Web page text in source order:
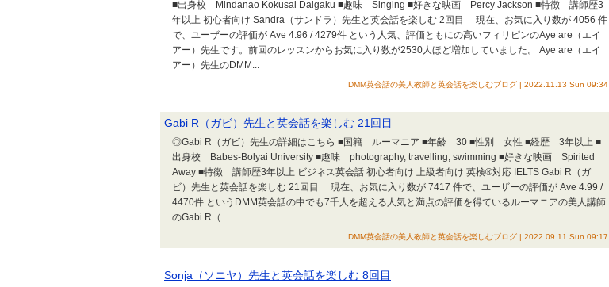
■出身校 Mindanao Kokusai Daigaku ■趣味 Singing ■好きな映画 Percy Jackson ■特徴 講師歴3
年以上 初心者向け Sandra（サンドラ）先生と英会話を楽しむ 2回目 現在、お気に入り数が 4056 件
で、ユーザーの評価が Ave 4.96 / 4279件 という人気、評価ともにの高いフィリピンのAye are（エイ
アー）先生です。前回のレッスンからお気に入り数が2530人ほど増加していました。 Aye are（エイ
アー）先生のDMM...
DMM英会話の美人教師と英会話を楽しむブログ | 2022.11.13 Sun 09:34
Gabi R（ガビ）先生と英会話を楽しむ 21回目
◎Gabi R（ガビ）先生の詳細はこちら ■国籍 ルーマニア ■年齢 30 ■性別 女性 ■経歴 3年以上 ■
出身校 Babes-Bolyai University ■趣味 photography, travelling, swimming ■好きな映画 Spirited
Away ■特徴 講師歴3年以上 ビジネス英会話 初心者向け 上級者向け 英検®対応 IELTS Gabi R（ガ
ビ）先生と英会話を楽しむ 21回目 現在、お気に入り数が 7417 件で、ユーザーの評価が Ave 4.99 /
4470件 というDMM英会話の中でも7千人を超える人気と満点の評価を得ているルーマニアの美人講師
のGabi R（...
DMM英会話の美人教師と英会話を楽しむブログ | 2022.09.11 Sun 09:17
Sonja（ソニヤ）先生と英会話を楽しむ 8回目